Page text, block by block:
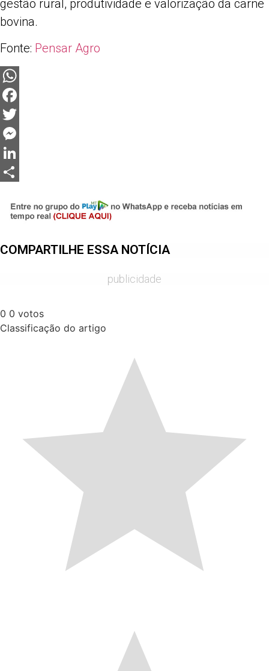
gestão rural, produtividade e valorização da carne
bovina.
Fonte: Pensar Agro
WhatsApp
Facebook
Twitter
Messenger
LinkedIn
COMPARTILHE ESSA NOTÍCIA
publicidade
0 0 votos
Classificação do artigo